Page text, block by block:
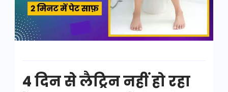
नहीं
हो
रहा
4 दिन से लैट्रिन नहीं हो रहा